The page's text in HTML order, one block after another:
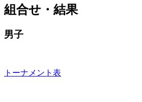
組合せ・結果
男子
トーナメント表